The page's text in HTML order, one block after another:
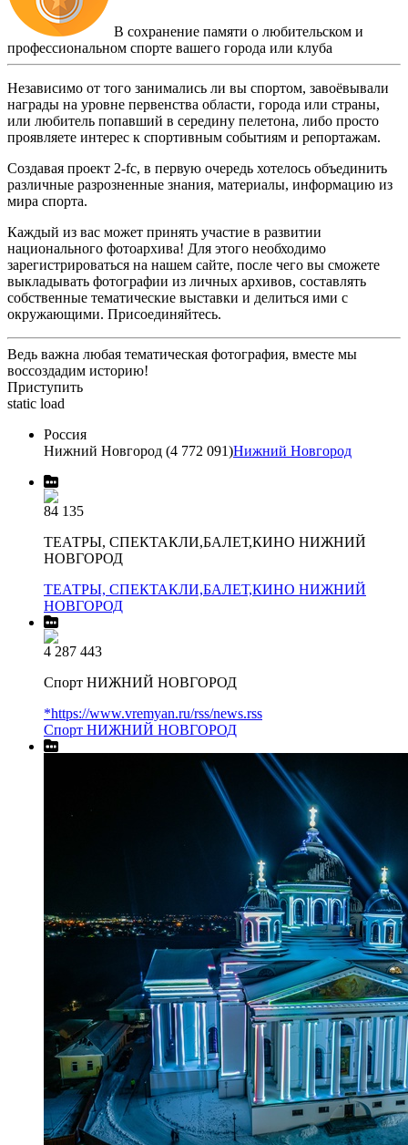
В сохранение памяти о любительском и
профессиональном спорте вашего города или клуба
Независимо от того занимались ли вы спортом, завоёвывали
награды на уровне первенства области, города или страны,
или любитель попавший в середину пелетона, либо просто
проявляете интерес к спортивным событиям и репортажам.
Создавая проект 2-fc, в первую очередь хотелось объединить
различные разрозненные знания, материалы, информацию из
мира спорта.
Каждый из вас может принять участие в развитии
национального фотоархива! Для этого необходимо
зарегистрироваться на нашем сайте, после чего вы сможете
выкладывать фотографии из личных архивов, составлять
собственные тематические выставки и делиться ими с
окружающими. Присоединяйтесь.
Ведь важна любая тематическая фотография, вместе мы
воссоздадим историю!
Приступить
static load
Россия
Нижний Новгород (4 772 091)Нижний Новгород
84 135
ТЕАТРЫ, СПЕКТАКЛИ,БАЛЕТ,КИНО НИЖНИЙ
НОВГОРОД
ТЕАТРЫ, СПЕКТАКЛИ,БАЛЕТ,КИНО НИЖНИЙ
НОВГОРОД
4 287 443
Спорт НИЖНИЙ НОВГОРОД
*https://www.vremyan.ru/rss/news.rss
Спорт НИЖНИЙ НОВГОРОД